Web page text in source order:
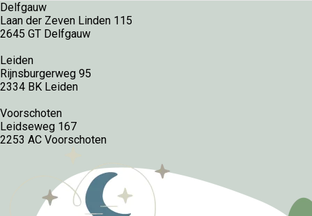
Delfgauw
Laan der Zeven Linden 115
2645 GT Delfgauw
Leiden
Rijnsburgerweg 95
2334 BK Leiden
Voorschoten
Leidseweg 167
2253 AC Voorschoten